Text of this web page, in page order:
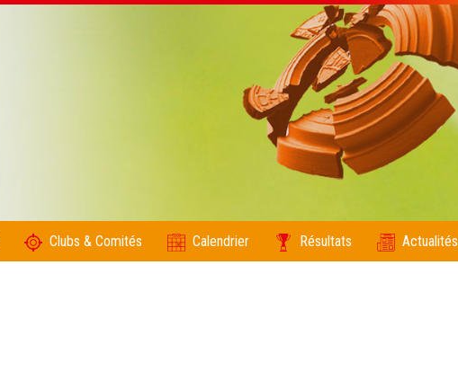
Clubs & Comités Calendrier Résultats Actualités